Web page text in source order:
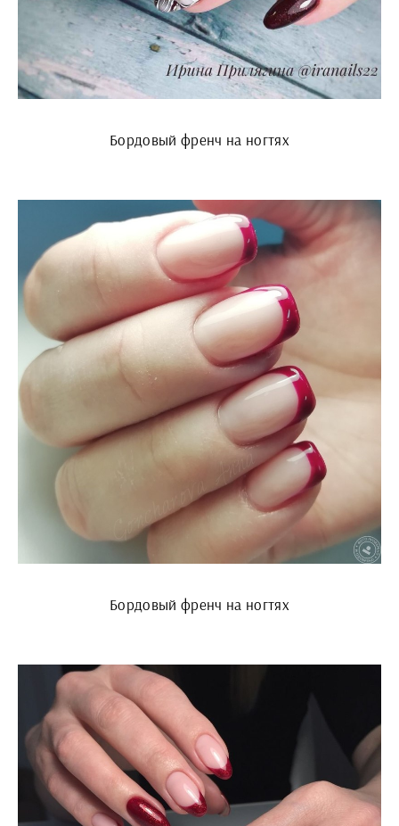
Бордовый френч на ногтях
Бордовый френч на ногтях